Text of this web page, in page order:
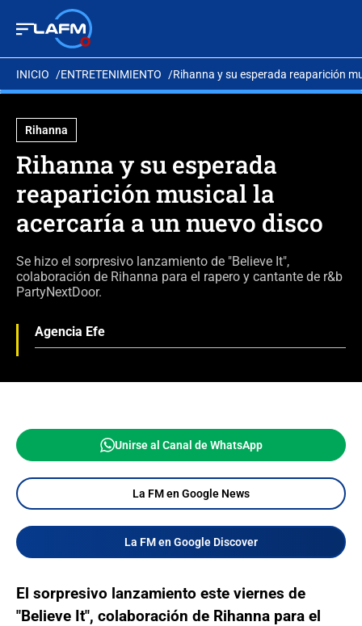
INICIO ENTRETENIMIENTO Rihanna y su esperada reaparición
Rihanna
Rihanna y su esperada
reaparición musical la
acercaría a un nuevo disco
Se hizo el sorpresivo lanzamiento de "Believe It",
colaboración de Rihanna para el rapero y cantante de r&b
PartyNextDoor.
Agencia Efe
Unirse al Canal de WhatsApp
La FM en Google News
La FM en Google Discover
El sorpresivo lanzamiento este viernes de
"Believe It", colaboración de Rihanna para el